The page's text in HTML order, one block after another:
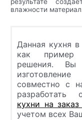
результате
влажности
Данная кухня
как пример
решения.
совместно с
разработать
кухни на
учетом всех